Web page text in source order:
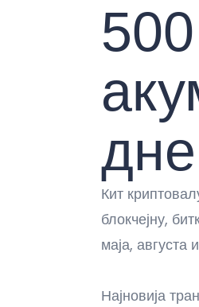
Кит
блокчејну,
маја, августа
Најновија